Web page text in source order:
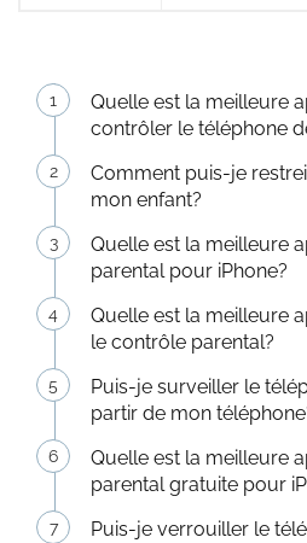
Quelle est la meilleure
contrôler le téléphone
Comment puis-je
mon enfant?
Quelle est la meilleure
parental pour iPhone?
Quelle est la meilleure
le contrôle parental?
Puis-je surveiller le
partir de mon
Quelle est la meilleure
parental gratuite pour
Puis-je verrouiller le